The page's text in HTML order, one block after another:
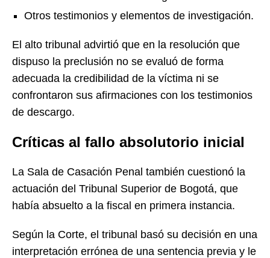
Otros testimonios y elementos de investigación.
El alto tribunal advirtió que en la resolución que
dispuso la preclusión no se evaluó de forma
adecuada la credibilidad de la víctima ni se
confrontaron sus afirmaciones con los testimonios
de descargo.
Críticas al fallo absolutorio inicial
La Sala de Casación Penal también cuestionó la
actuación del Tribunal Superior de Bogotá, que
había absuelto a la fiscal en primera instancia.
Según la Corte, el tribunal basó su decisión en una
interpretación errónea de una sentencia previa y le